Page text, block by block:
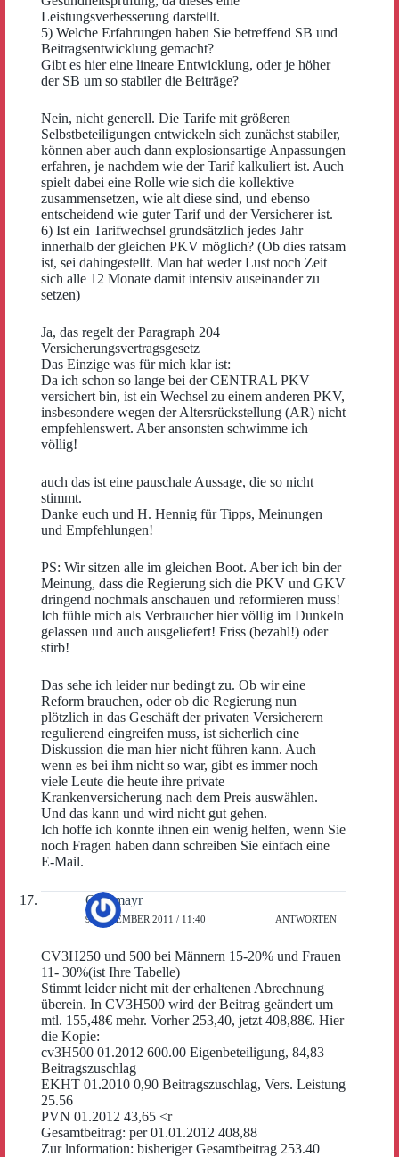
Leistungsverbesserung darstellt.
5) Welche Erfahrungen haben Sie betreffend SB und
Beitragsentwicklung gemacht?
Gibt es hier eine lineare Entwicklung, oder je höher
der SB um so stabiler die Beiträge?
Nein, nicht generell. Die Tarife mit größeren
Selbstbeteiligungen entwickeln sich zunächst stabiler,
können aber auch dann explosionsartige Anpassungen
erfahren, je nachdem wie der Tarif kalkuliert ist. Auch
spielt dabei eine Rolle wie sich die kollektive
zusammensetzen, wie alt diese sind, und ebenso
entscheidend wie guter Tarif und der Versicherer ist.
6) Ist ein Tarifwechsel grundsätzlich jedes Jahr
innerhalb der gleichen PKV möglich? (Ob dies ratsam
ist, sei dahingestellt. Man hat weder Lust noch Zeit
sich alle 12 Monate damit intensiv auseinander zu
setzen)
Ja, das regelt der Paragraph 204
Versicherungsvertragsgesetz
Das Einzige was für mich klar ist:
Da ich schon so lange bei der CENTRAL PKV
versichert bin, ist ein Wechsel zu einem anderen PKV,
insbesondere wegen der Altersrückstellung (AR) nicht
empfehlenswert. Aber ansonsten schwimme ich
völlig!
auch das ist eine pauschale Aussage, die so nicht
stimmt.
Danke euch und H. Hennig für Tipps, Meinungen
und Empfehlungen!
PS: Wir sitzen alle im gleichen Boot. Aber ich bin der
Meinung, dass die Regierung sich die PKV und GKV
dringend nochmals anschauen und reformieren muss!
Ich fühle mich als Verbraucher hier völlig im Dunkeln
gelassen und auch ausgeliefert! Friss (bezahl!) oder
stirb!
Das sehe ich leider nur bedingt zu. Ob wir eine
Reform brauchen, oder ob die Regierung nun
plötzlich in das Geschäft der privaten Versicherern
regulierend eingreifen muss, ist sicherlich eine
Diskussion die man hier nicht führen kann. Auch
wenn es bei ihm nicht so war, gibt es immer noch
viele Leute die heute ihre private
Krankenversicherung nach dem Preis auswählen.
Und das kann und wird nicht gut gehen.
Ich hoffe ich konnte ihnen ein wenig helfen, wenn Sie
noch Fragen haben dann schreiben Sie einfach eine
E-Mail.
Obermayr
9. DEZEMBER 2011 / 11:40 ANTWORTEN
CV3H250 und 500 bei Männern 15-20% und Frauen
11- 30%(ist Ihre Tabelle)
Stimmt leider nicht mit der erhaltenen Abrechnung
überein. In CV3H500 wird der Beitrag geändert um
mtl. 155,48€ mehr. Vorher 253,40, jetzt 408,88€. Hier
die Kopie:
cv3H500 01.2012 600.00 Eigenbeteiligung, 84,83
Beitragszuschlag
EKHT 01.2010 0,90 Beitragszuschlag, Vers. Leistung
25.56
PVN 01.2012 43,65 <r
Gesamtbeitrag: per 01.01.2012 408,88
Zur lnformation: bisheriger Gesamtbeitrag 253.40